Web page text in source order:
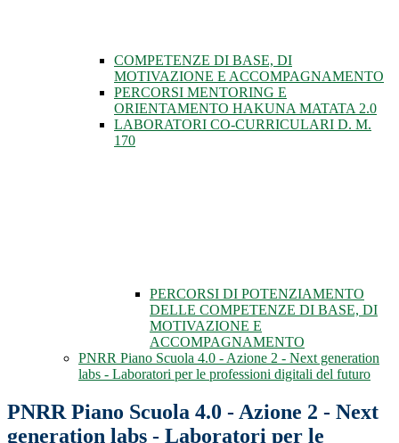
COMPETENZE DI BASE, DI
MOTIVAZIONE E ACCOMPAGNAMENTO
PERCORSI MENTORING E
ORIENTAMENTO HAKUNA MATATA 2.0
LABORATORI CO-CURRICULARI D. M.
170
PERCORSI DI POTENZIAMENTO
DELLE COMPETENZE DI BASE, DI
MOTIVAZIONE E
ACCOMPAGNAMENTO
PNRR Piano Scuola 4.0 - Azione 2 - Next generation
labs - Laboratori per le professioni digitali del futuro
PNRR Piano Scuola 4.0 - Azione 2 - Next
generation labs - Laboratori per le